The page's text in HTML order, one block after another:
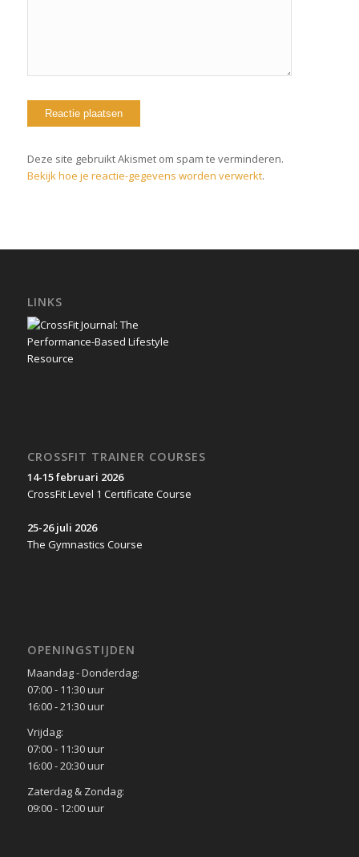
Deze site gebruikt Akismet om spam te verminderen.
Bekijk hoe je reactie-gegevens worden verwerkt.
LINKS
CROSSFIT TRAINER COURSES
14-15 februari 2026
CrossFit Level 1 Certificate Course
25-26 juli 2026
The Gymnastics Course
OPENINGSTIJDEN
Maandag - Donderdag:
07:00 - 11:30 uur
16:00 - 21:30 uur
Vrijdag:
07:00 - 11:30 uur
16:00 - 20:30 uur
Zaterdag & Zondag:
09:00 - 12:00 uur